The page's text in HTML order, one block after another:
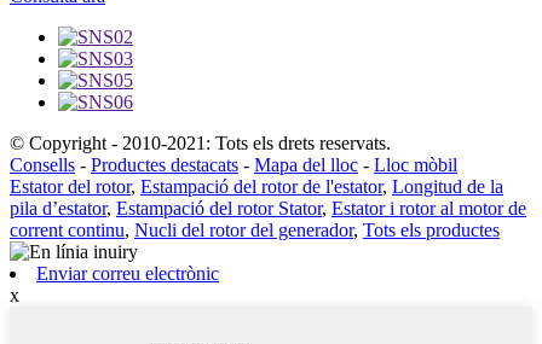
© Copyright - 2010-2021: Tots els drets reservats.
Consells - Productes destacats - Mapa del lloc - Lloc mòbil
Estator del rotor, Estampació del rotor de l'estator, Longitud de la
pila d’estator, Estampació del rotor Stator, Estator i rotor al motor de
corrent continu, Nucli del rotor del generador, Tots els productes
Enviar correu electrònic
x